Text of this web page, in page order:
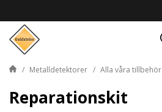
Metalldetektorer Alla våra tillbehör
Reparationskit